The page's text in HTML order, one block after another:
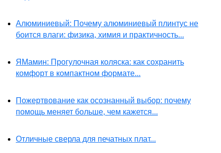
Алюминиевый: Почему алюминиевый плинтус не
боится влаги: физика, химия и практичность...
ЯМамин: Прогулочная коляска: как сохранить
комфорт в компактном формате...
Пожертвование как осознанный выбор: почему
помощь меняет больше, чем кажется...
Отличные сверла для печатных плат...